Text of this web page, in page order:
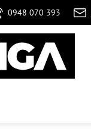
0948 070 393